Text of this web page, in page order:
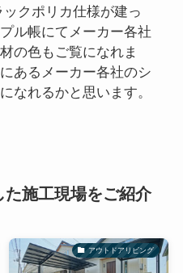
クポリカ仕様が建っ
ル帳にてメーカー各社
の色もご覧になれま
あるメーカー各社のシ
なれるかと思います。
施工現場をご紹介
アウトドアリビング